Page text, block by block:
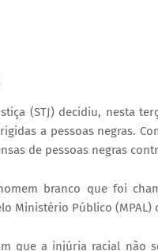
(STJ) decidiu, nesta
a pessoas negras.
de pessoas negras
branco que foi
Ministério Público (MPAL)
que a injúria racial não